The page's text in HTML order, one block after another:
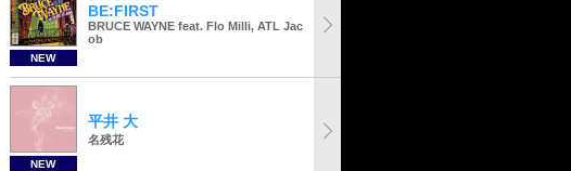
NEW
BE:FIRST
BRUCE WAYNE feat. Flo Milli, ATL Jac
ob
NEW
平井 大
名残花